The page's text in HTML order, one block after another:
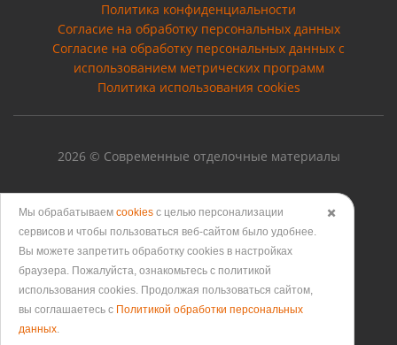
Политика конфиденциальности
Согласие на обработку персональных данных
Cогласие на обработку персональных данных с
использованием метрических программ
Политика использования cookies
2026 © Современные отделочные материалы
Версия для печати
✖️
Мы обрабатываем cookies с целью персонализации
сервисов и чтобы пользоваться веб-сайтом было удобнее.
Вы можете запретить обработку сookies в настройках
браузера. Пожалуйста, ознакомьтесь с политикой
использования cookies. Продолжая пользоваться сайтом,
вы соглашаетесь с Политикой обработки персональных
данных.